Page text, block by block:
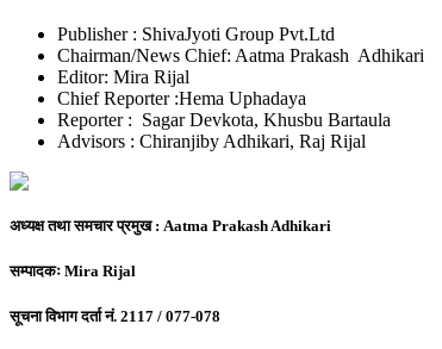
Publisher : ShivaJyoti Group Pvt.Ltd
Chairman/News Chief: Aatma Prakash Adhikari
Editor: Mira Rijal
Chief Reporter :Hema Uphadaya
Reporter : Sagar Devkota, Khusbu Bartaula
Advisors : Chiranjiby Adhikari, Raj Rijal
अध्यक्ष तथा समचार प्रमुख : Aatma Prakash Adhikari
सम्पादकः Mira Rijal
सूचना विभाग दर्ता नं. 2117 / 077-078